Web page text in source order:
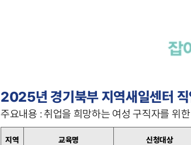
2025년 경기북부 지역새일센터 직
주요내용 : 취업을 희망하는 여성 구직자를 위
지역 교육명 신청대상